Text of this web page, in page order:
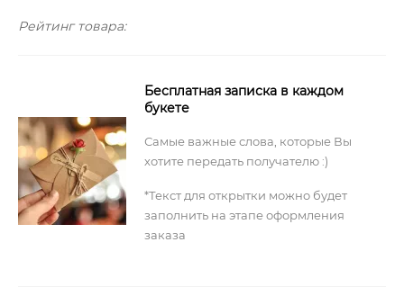
Рейтинг товара:
Бесплатная записка в каждом
букете
Самые важные слова, которые Вы
хотите передать получателю :)
*Текст для открытки можно будет
заполнить на этапе оформления
заказа